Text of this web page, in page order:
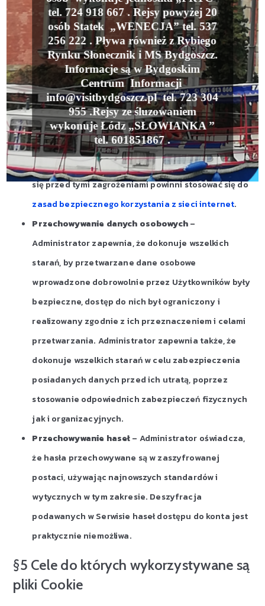
tel. 724 918 667 . Rejsy powyżej 20
osób Statek „WENECJA” tel. 537
256 222 . Pływa również z Rybiego
Rynku Słonecznik i MS Bydgoszcz.
Informacje są w Bydgoskim
Centrum Informacji
info@visitbydgoszcz.pl tel. 723 304
955 .Rejsy ze śluzowaniem
wykonuje Łódz „SŁOWIANKA ”
tel. 601851867 .
bezpieczeństwa tych danych zależy od obu stron w
tym działalności Użytkownika. Administrator nie
bierze odpowiedzialności za przechwycenie tych
danych, podszycie się pod sesję Użytkownika lub ich
usunięcie, na skutek świadomej lub nieświadomej
działalność Użytkownika, wirusów, koni trojańskich i
innego oprogramowania szpiegującego, którymi
może jest lub było zainfekowane Urządzenie
Użytkownika. Użytkownicy w celu zabezpieczenia
się przed tymi zagrożeniami powinni stosować się do
zasad bezpiecznego korzystania z sieci internet.
Przechowywanie danych osobowych–
Administrator zapewnia, że dokonuje wszelkich
starań, by przetwarzane dane osobowe
wprowadzone dobrowolnie przez Użytkowników były
bezpieczne, dostęp do nich był ograniczony i
realizowany zgodnie z ich przeznaczeniem i celami
przetwarzania. Administrator zapewnia także, że
dokonuje wszelkich starań w celu zabezpieczenia
posiadanych danych przed ich utratą, poprzez
stosowanie odpowiednich zabezpieczeń fizycznych
jak i organizacyjnych.
Przechowywanie haseł– Administrator oświadcza,
że hasła przechowywane są w zaszyfrowanej
postaci, używając najnowszych standardów i
wytycznych w tym zakresie. Deszyfracja
podawanych w Serwisie haseł dostępu do konta jest
praktycznie niemożliwa.
§5 Cele do których wykorzystywane są
pliki Cookie